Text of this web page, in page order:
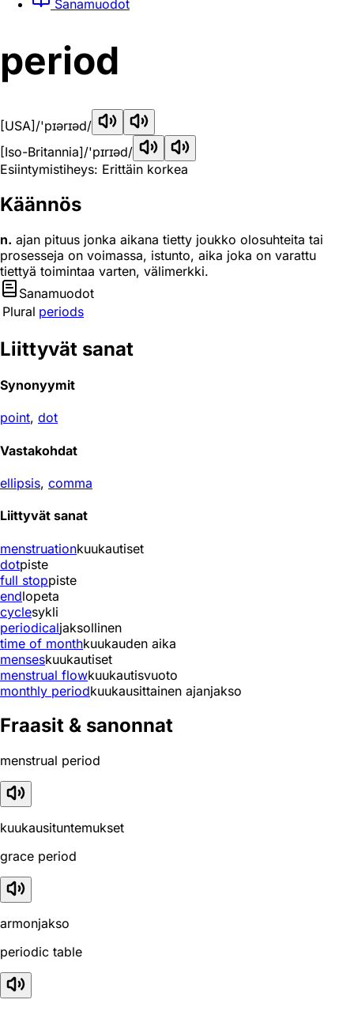
Sanamuodot
period
[USA] /'pɪərɪəd/
[Iso-Britannia]/'pɪrɪəd/
Esiintymistiheys: Erittäin korkea
Käännös
n. ajan pituus jonka aikana tietty joukko olosuhteita tai
prosesseja on voimassa, istunto, aika joka on varattu
tiettyä toimintaa varten, välimerkki.
Sanamuodot
Plural periods
Liittyvät sanat
Synonyymit
point, dot
Vastakohdat
ellipsis, comma
Liittyvät sanat
menstruationkuukautiset
dotpiste
full stoppiste
endlopeta
cyclesykli
periodicaljaksollinen
time of monthkuukauden aika
menseskuukautiset
menstrual flowkuukautisvuoto
monthly periodkuukausittainen ajanjakso
Fraasit & sanonnat
menstrual period
kuukausituntemukset
grace period
armonjakso
periodic table